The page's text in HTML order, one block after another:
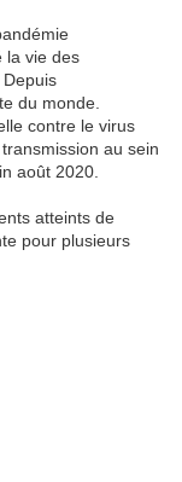
la vie des
du monde.
contre le virus
au sein
août 2020.
atteints de
pour plusieurs